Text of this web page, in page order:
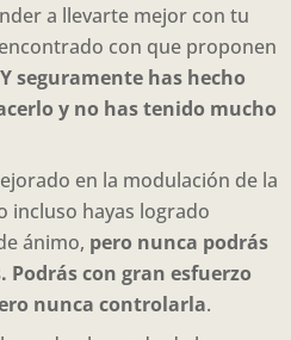
a llevarte mejor con tu
con que proponen
Y seguramente has hecho
y no has tenido mucho
en la modulación de la
incluso hayas logrado
ánimo, pero nunca podrás
con gran esfuerzo
nunca controlarla.